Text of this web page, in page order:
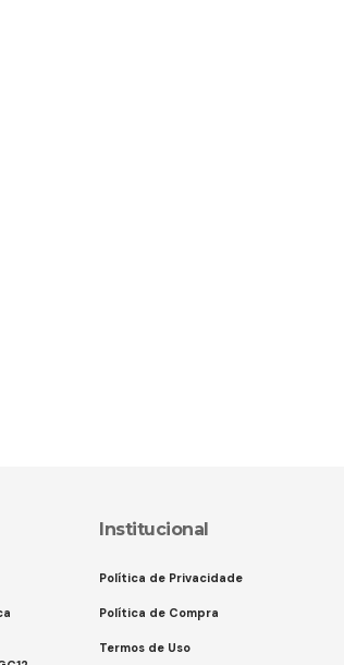
Institucional
Política de Privacidade
Política de Compra
Termos de Uso